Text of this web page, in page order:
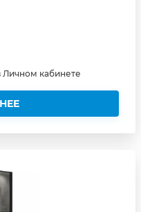
Личном кабинете